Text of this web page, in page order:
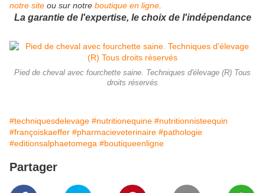
notre site ou sur notre boutique en ligne
La garantie de l'expertise, le choix de l'indépendance
Pied de cheval avec fourchette saine. Techniques d'élevage (R) Tous
droits réservés
#techniquesdelevage #nutritionequine #nutritionnisteequin
#françoiskaeffer #pharmacieveterinaire #pathologie
#editionsalphaetomega #boutiqueenligne
Partager